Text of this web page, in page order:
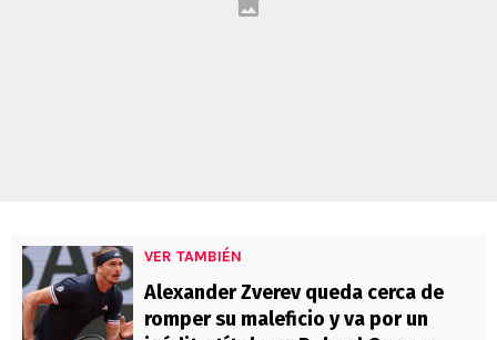
VER TAMBIÉN
Alexander Zverev queda cerca de
romper su maleficio y va por un